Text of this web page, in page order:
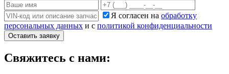
Я согласен на обработку
персональных данных и с политикой конфиденциальности
Оставить заявку
Свяжитесь с нами: